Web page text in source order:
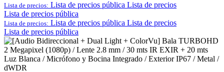
Lista de precios: Lista de precios pública Lista de precios
Lista de precios pública
Lista de precios: Lista de precios pública Lista de precios
Lista de precios pública